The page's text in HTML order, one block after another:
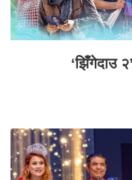
‘झिँगेदाउ